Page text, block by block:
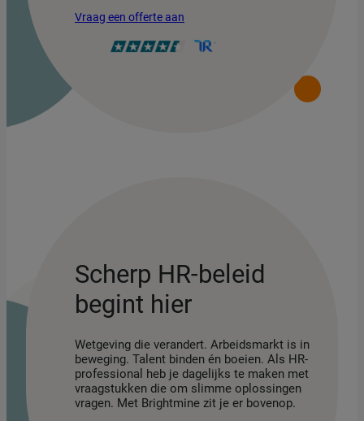
Vraag een offerte aan
Scherp HR-beleid
begint hier
Wetgeving die verandert. Arbeidsmarkt is in
beweging. Talent binden én boeien. Als HR-
professional heb je dagelijks te maken met
vraagstukken die om slimme oplossingen
vragen. Met Brightmine zit je er bovenop.